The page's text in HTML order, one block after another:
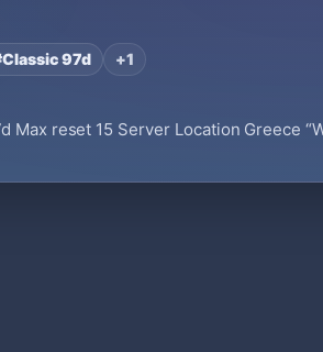
97d +1
Max reset 15 Server Location Greece